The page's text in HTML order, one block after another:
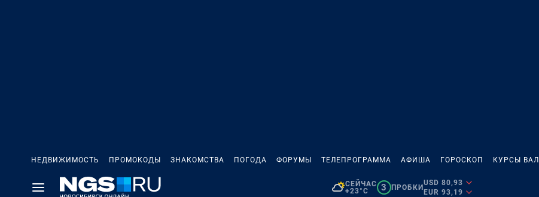
НЕДВИЖИМОСТЬ ПРОМОКОДЫ ЗНАКОМСТВА ПОГОДА ФОРУМЫ ТЕЛЕПРОГРАММА АФИША ГОРОСКОП КУРСЫ
СЕЙЧАС
+23°C
3 ПРОБКИ
USD 80,93
EUR 93,19